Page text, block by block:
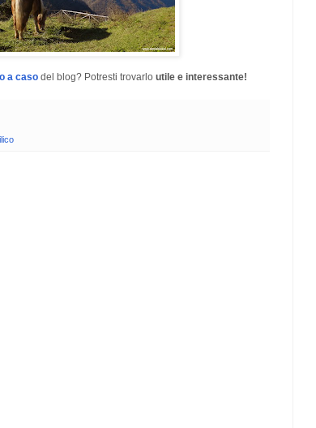
a caso del blog? Potresti trovarlo utile e interessante!